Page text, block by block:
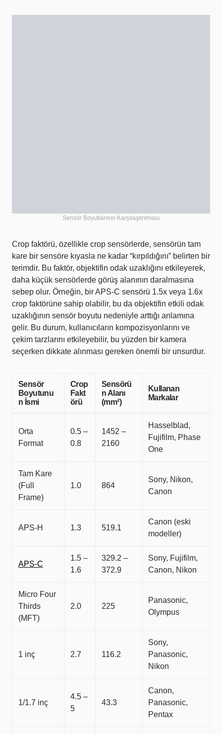
Sensör Boyutlarının Karşılaştırılması
Crop faktörü, özellikle crop sensörlerde, sensörün tam
kare bir sensöre kıyasla ne kadar “kırpıldığını” belirten bir
terimdir. Bu faktör, objektifin odak uzaklığını etkileyerek,
daha küçük sensörlerde görüş alanının daralmasına
sebep olur. Örneğin, bir APS-C sensörü 1.5x veya 1.6x
crop faktörüne sahip olabilir, bu da objektifin etkili odak
uzaklığının sensör boyutu nedeniyle arttığı anlamına
gelir. Bu durum, kullanıcıların kompozisyonlarını ve
çekim tarzlarını etkileyebilir, bu yüzden bir kamera
seçerken dikkate alınması gereken önemli bir unsurdur.
Sensör
Boyutunu
n İsmi
Crop
Fakt
örü
Sensörü
n Alanı
(mm²)
Kullanan
Markalar
Orta
Format
0.5 –
0.8
1452 –
2160
Hasselblad,
Fujifilm, Phase
One
Tam Kare
(Full
Frame)
1.0 864
Sony, Nikon,
Canon
APS-H 1.3 519.1
Canon (eski
modeller)
APS-C
1.5 –
1.6
329.2 –
372.9
Sony, Fujifilm,
Canon, Nikon
Micro Four
Thirds
(MFT)
2.0 225
Panasonic,
Olympus
1 inç 2.7 116.2
Sony,
Panasonic,
Nikon
1/1.7 inç
4.5 –
5
43.3
Canon,
Panasonic,
Pentax